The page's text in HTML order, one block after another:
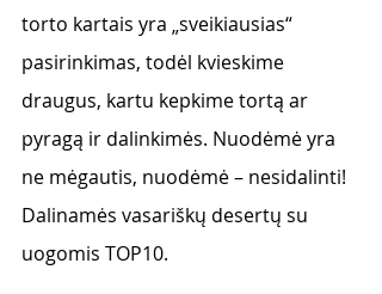
torto kartais yra „sveikiausias“
pasirinkimas, todėl kvieskime
draugus, kartu kepkime tortą ar
pyragą ir dalinkimės. Nuodėmė yra
ne mėgautis, nuodėmė – nesidalinti!
Dalinamės vasariškų desertų su
uogomis TOP10.